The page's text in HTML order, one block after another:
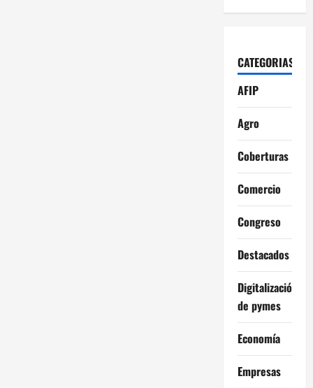
CATEGORIAS
AFIP
Agro
Coberturas
Comercio
Congreso
Destacados
Digitalización
de pymes
Economía
Empresas